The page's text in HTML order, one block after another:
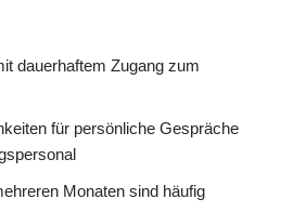
dauerhaftem Zugang zum
für persönliche Gespräche
Monaten sind häufig